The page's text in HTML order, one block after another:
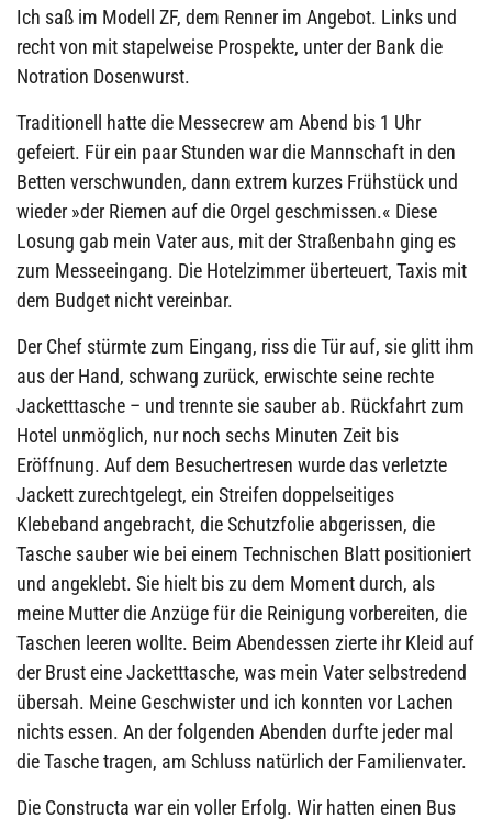
Ich saß im Modell ZF, dem Renner im Angebot. Links und
recht von mit stapelweise Prospekte, unter der Bank die
Notration Dosenwurst.
Traditionell hatte die Messecrew am Abend bis 1 Uhr
gefeiert. Für ein paar Stunden war die Mannschaft in den
Betten verschwunden, dann extrem kurzes Frühstück und
wieder »der Riemen auf die Orgel geschmissen.« Diese
Losung gab mein Vater aus, mit der Straßenbahn ging es
zum Messeeingang. Die Hotelzimmer überteuert, Taxis mit
dem Budget nicht vereinbar.
Der Chef stürmte zum Eingang, riss die Tür auf, sie glitt ihm
aus der Hand, schwang zurück, erwischte seine rechte
Jacketttasche – und trennte sie sauber ab. Rückfahrt zum
Hotel unmöglich, nur noch sechs Minuten Zeit bis
Eröffnung. Auf dem Besuchertresen wurde das verletzte
Jackett zurechtgelegt, ein Streifen doppelseitiges
Klebeband angebracht, die Schutzfolie abgerissen, die
Tasche sauber wie bei einem Technischen Blatt positioniert
und angeklebt. Sie hielt bis zu dem Moment durch, als
meine Mutter die Anzüge für die Reinigung vorbereiten, die
Taschen leeren wollte. Beim Abendessen zierte ihr Kleid auf
der Brust eine Jacketttasche, was mein Vater selbstredend
übersah. Meine Geschwister und ich konnten vor Lachen
nichts essen. An der folgenden Abenden durfte jeder mal
die Tasche tragen, am Schluss natürlich der Familienvater.
Die Constructa war ein voller Erfolg. Wir hatten einen Bus